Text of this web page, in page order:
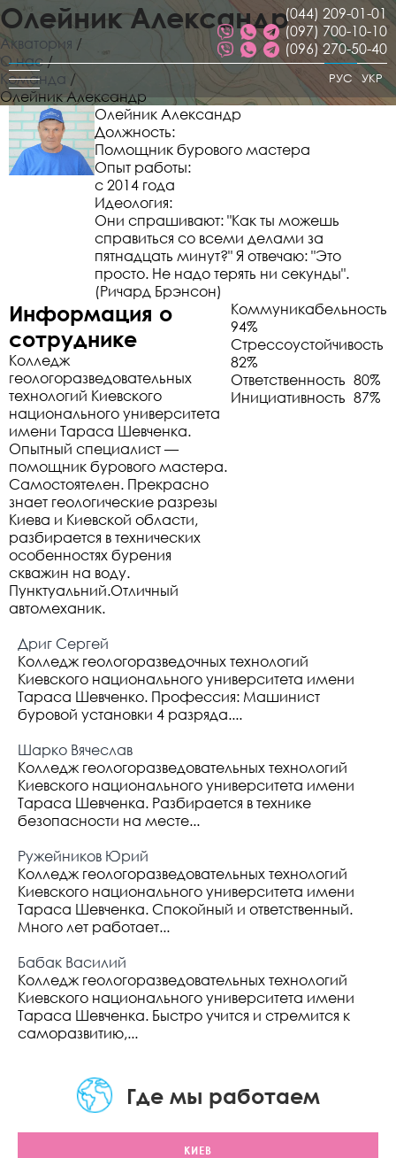
(044) 209-01-01
(097) 700-10-10
(096) 270-50-40
УКР
РУС
Олейник Александр
Акватория /
О нас /
Команда /
Олейник Александр
Олейник Александр
Должность:
Помощник бурового мастера
Опыт работы:
с 2014 года
Идеология:
Они спрашивают: "Как ты можешь
справиться со всеми делами за
пятнадцать минут?" Я отвечаю: "Это
просто. Не надо терять ни секунды".
(Ричард Брэнсон)
Информация о
сотруднике
Колледж
геологоразведовательных
технологий Киевского
национального университета
имени Тараса Шевченка.
Опытный специалист —
помощник бурового мастера.
Самостоятелен. Прекрасно
знает геологические разрезы
Киева и Киевской области,
разбирается в технических
особенностях бурения
скважин на воду.
Пунктуальний.Отличный
автомеханик.
Коммуникабельность
94%
Стрессоустойчивость
82%
Ответственность 80%
Инициативность 87%
Дриг Сергей
Колледж геологоразведочных технологий
Киевского национального университета имени
Тараса Шевченко. Профессия: Машинист
буровой установки 4 разряда....
Шарко Вячеслав
Колледж геологоразведовательных технологий
Киевского национального университета имени
Тараса Шевченка. Разбирается в технике
безопасности на месте...
Ружейников Юрий
Колледж геологоразведовательных технологий
Киевского национального университета имени
Тараса Шевченка. Спокойный и ответственный.
Много лет работает...
Бабак Василий
Колледж геологоразведовательных технологий
Киевского национального университета имени
Тараса Шевченка. Быстро учится и стремится к
саморазвитию,...
Где мы работаем
КИЕВ